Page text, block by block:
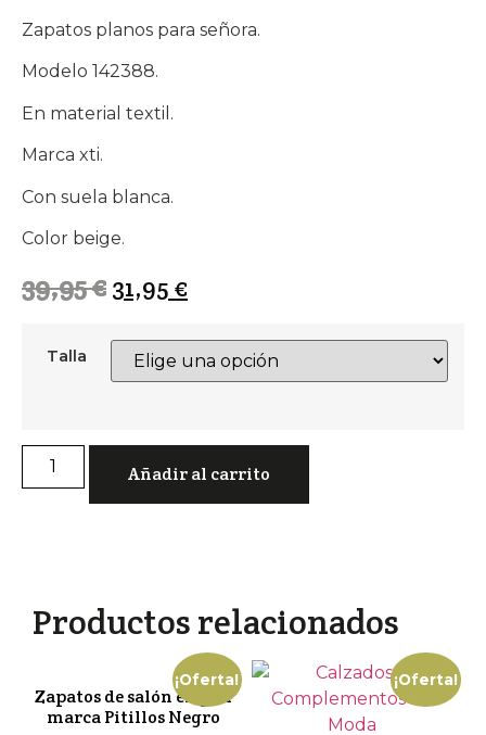
Zapatos planos para señora.
Modelo 142388.
En material textil.
Marca xti.
Con suela blanca.
Color beige.
39,95€ 31,95 €
Talla
Zapatos
planos
para
Añadir al carrito
Productos relacionados
¡Oferta!
Zapatos de salón en piel
marca Pitillos Negro
¡Oferta!